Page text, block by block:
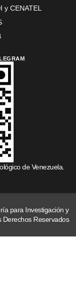
y CENATEL
de Venezuela.
para Investigación y
Derechos Reservados